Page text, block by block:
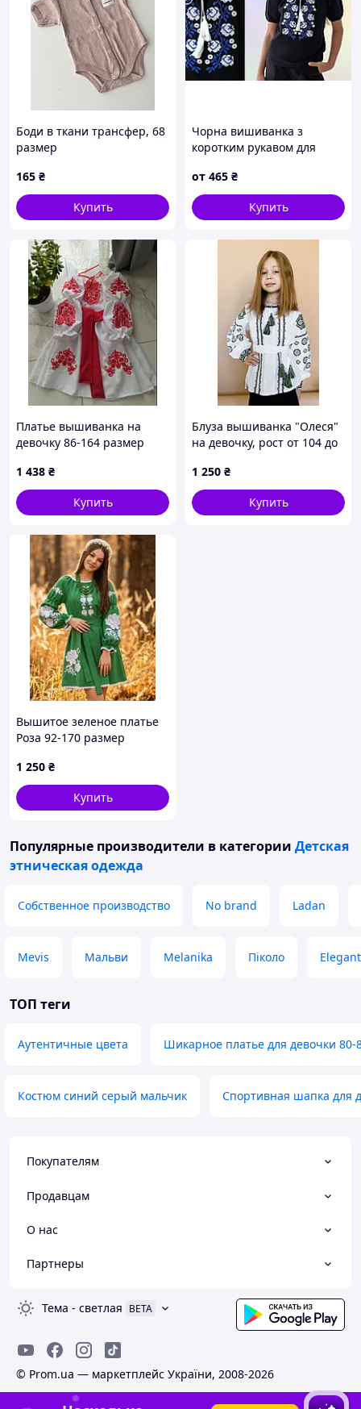
Боди в ткани трансфер, 68
размер
165 ₴
Купить
Чорна вишиванка з
коротким рукавом для
вишиванка з коротким
рукавом дитяча.
Вишиванка чорна для
от 465 ₴
Купить
Платье вышиванка на
девочку 86-164 размер
1 438 ₴
Купить
Блуза вышиванка "Олеся"
на девочку, рост от 104 до
1 250 ₴
Купить
Вышитое зеленое платье
Роза 92-170 размер
1 250 ₴
Купить
Популярные производители в категории Детская
этническая одежда
Собственное производство No brand Ladan
Mevis Мальви Melanika Піколо Elegant
ТОП теги
Аутентичные цвета Шикарное платье для девочки 80-
Костюм синий серый мальчик Спортивная шапка для
Покупателям
Продавцам
О нас
Партнеры
Тема - светлая BETA
© Prom.ua — маркетплейс України, 2008-2026